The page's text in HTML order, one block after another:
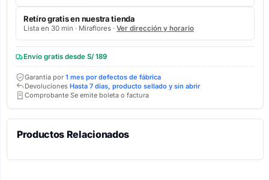
Retíro gratis en nuestra tienda
Lista en 30 min · Miraflores · Ver dirección y horario
Envío gratis desde S/ 189
Garantía por 1 mes por defectos de fábrica
Devoluciones Hasta 7 días, producto sellado y sin abrir
Comprobante Se emite boleta o factura
Productos Relacionados